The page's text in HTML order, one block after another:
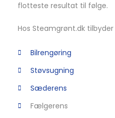
flotteste resultat til følge.
Hos Steamgrønt.dk
Bilrengøring
Støvsugning
Sæderens
Fælgerens